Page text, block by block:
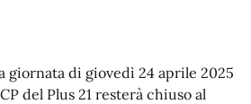
giornata di giovedì 24 aprile 2025
del Plus 21 resterà chiuso al